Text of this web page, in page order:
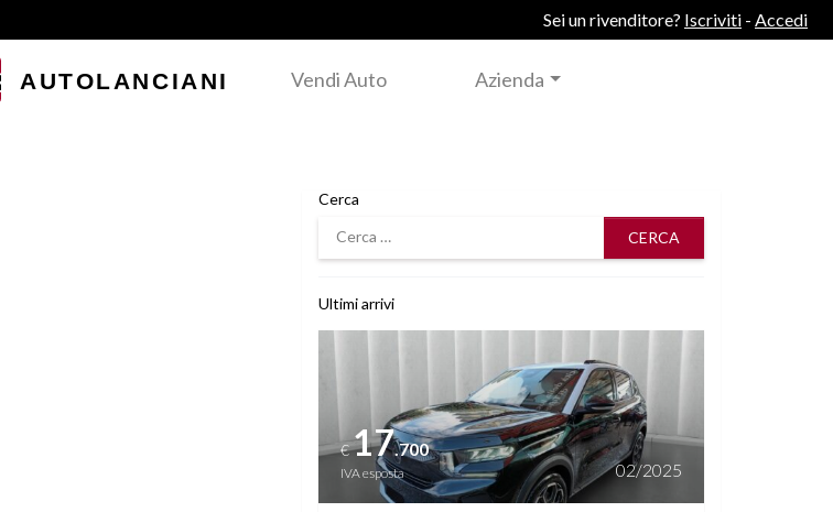
Sei un rivenditore? Iscriviti - Accedi
Vendi Auto Azienda
Cerca
Cerca
Ultimi arrivi
Vedi dettagli
€17.700
IVA esposta 02/2025